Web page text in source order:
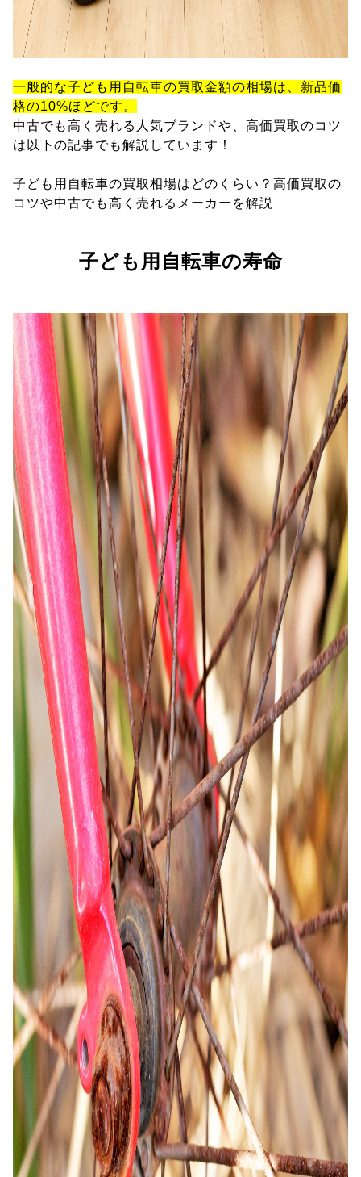
一般的な子ども用自転車の買取金額の相場は、新品価
格の10%ほどです。
中古でも高く売れる人気ブランドや、高価買取のコツ
は以下の記事でも解説しています！
子ども用自転車の買取相場はどのくらい？高価買取の
コツや中古でも高く売れるメーカーを解説
子ども用自転車の寿命